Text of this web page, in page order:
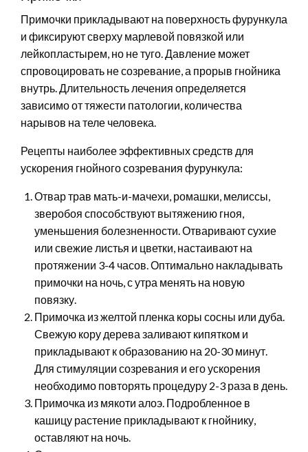
Примочки прикладывают на поверхность фурункула
и фиксируют сверху марлевой повязкой или
лейкопластырем, но не туго. Давление может
спровоцировать не созревание, а прорыв гнойника
внутрь. Длительность лечения определяется
зависимо от тяжести патологии, количества
нарывов на теле человека.
Рецепты наиболее эффективных средств для
ускорения гнойного созревания фурункула:
Отвар трав мать-и-мачехи, ромашки, мелиссы,
зверобоя способствуют вытяжению гноя,
уменьшения болезненности. Отваривают сухие
или свежие листья и цветки, настаивают на
протяжении 3-4 часов. Оптимально накладывать
примочки на ночь, с утра менять на новую
повязку.
Примочка из желтой пленка коры сосны или дуба.
Свежую кору дерева заливают кипятком и
прикладывают к образованию на 20-30 минут.
Для стимуляции созревания и его ускорения
необходимо повторять процедуру 2-3 раза в день.
Примочка из мякоти алоэ. Подробленное в
кашицу растение прикладывают к гнойнику,
оставляют на ночь.